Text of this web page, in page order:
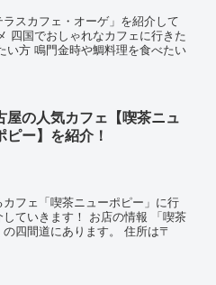
スカフェ・オーゲ」を紹介して
四国でおしゃれなカフェに行きた
い方 鳴門金時や鯛料理を食べたい
屋の人気カフェ【喫茶ニュ
ピー】を紹介！
フェ「喫茶ニューポピー」に行
ていきます！ お店の情報 「喫茶
四間道にあります。 住所は〒